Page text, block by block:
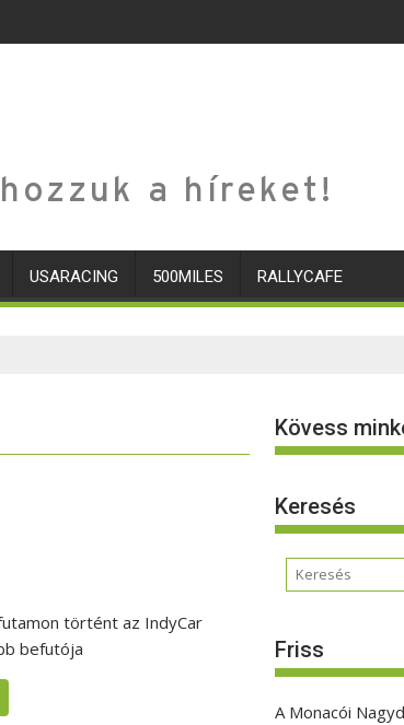
a híreket!
USARACING 500MILES RALLYCAFE
történt az IndyCar
befutója
Kövess
Keresés
Friss
A Monacói